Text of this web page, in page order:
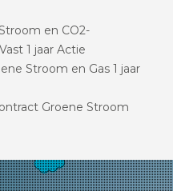
en CO2-
1 jaar Actie
Stroom en Gas 1 jaar
Groene Stroom